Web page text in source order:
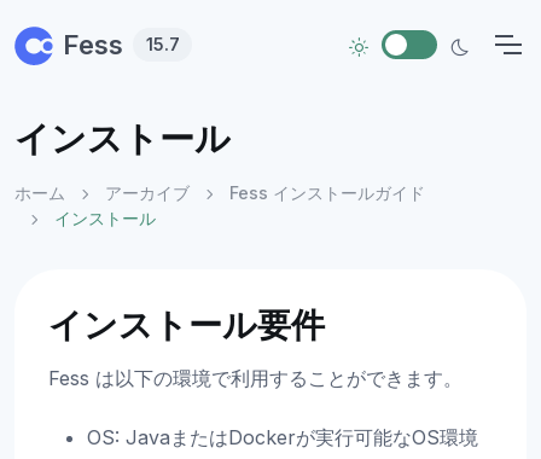
Fess 15.7
インストール
ホーム アーカイブ
Fess インストールガイド
インストール
インストール要件
Fess は以下の環境で利用することができます。
OS: JavaまたはDockerが実行可能なOS環境